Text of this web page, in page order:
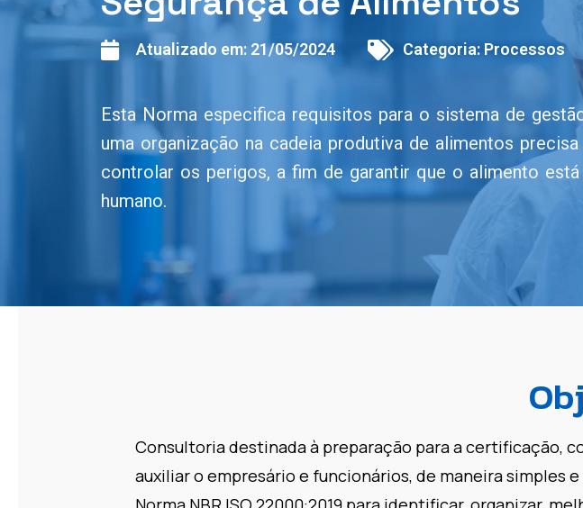
Atualizado em: 21/05/2024 Categoria: Processos
Esta Norma especifica requisitos para o sistema de
uma organização na cadeia produtiva de alimentos
controlar os perigos, a fim de garantir que o alimento
humano.
Consultoria destinada à preparação para a certificação,
auxiliar o empresário e funcionários, de maneira simples